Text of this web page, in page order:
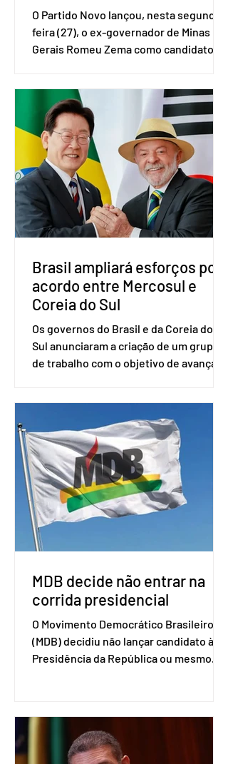
O Partido Novo lançou, nesta segunda-
feira (27), o ex-governador de Minas
Gerais Romeu Zema como candidato à
Brasília. O Novo ainda não definiu quem
vai compor a chapa como candidato a
vice-presidente. A convenção contou
com a presença do presidente nacional
do partido, Eduardo Ribeiro, e do
senador Eduardo Girão, filiado ao Novo
desde fevereiro de 2023. Formado em
administração de empresas pela
Fundaç
Brasil ampliará esforços por
acordo entre Mercosul e
Coreia do Sul
Os governos do Brasil e da Coreia do
Sul anunciaram a criação de um grupo
de trabalho com o objetivo de avançar
Uruguai, além de outros países
associados. “Decidimos criar um grupo
de trabalho que vai identificar
sensibilidades dos dois lados e evitar
que elas sejam um empecilho para a
retomada das negociações de um
acordo do Mercosul com a Coreia”,
disse o presiden
MDB decide não entrar na
corrida presidencial
O Movimento Democrático Brasileiro
(MDB) decidiu não lançar candidato à
Presidência da República ou mesmo
decidiu liberar seus diretórios
estaduais para a formação de alianças